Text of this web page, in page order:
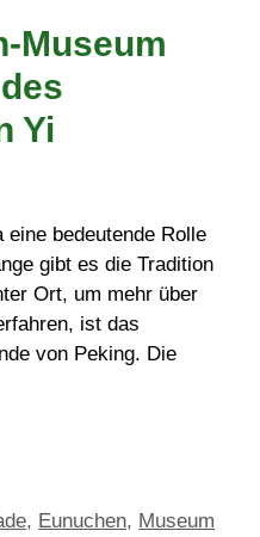
Museum
Yi
eine bedeutende Rolle
gibt es die Tradition
Ort, um mehr über
ist das
von Peking. Die
, Eunuchen, Museum